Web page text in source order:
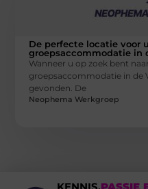
De perfecte locatie voor
groepsaccommodatie in
Wanneer u op zoek bent
groepsaccommodatie in de
gevonden. De
Neophema Werkgroep